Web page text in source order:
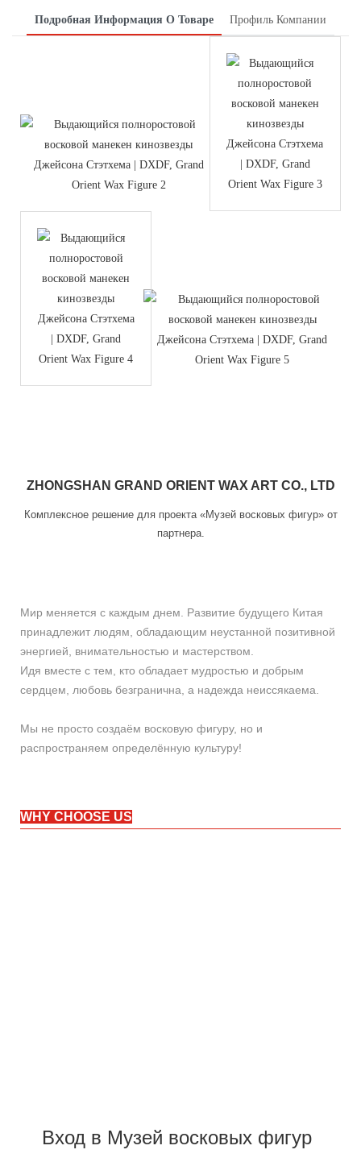
Подробная Информация О Товаре Профиль Компании
ZHONGSHAN GRAND ORIENT WAX ART CO., LTD
Комплексное решение для проекта «Музей восковых фигур» от
партнера.
Мир меняется с каждым днем. Развитие будущего Китая
принадлежит людям, обладающим неустанной позитивной
энергией, внимательностью и мастерством.
Идя вместе с тем, кто обладает мудростью и добрым
сердцем, любовь безгранична, а надежда неиссякаема.
Мы не просто создаём восковую фигуру, но и
распространяем определённую культуру!
WHY CHOOSE US
Вход в Музей восковых фигур